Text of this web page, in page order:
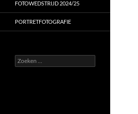
FOTOWEDSTRIJD 2024/25
PORTRETFOTOGRAFIE
Zoeken
naar: